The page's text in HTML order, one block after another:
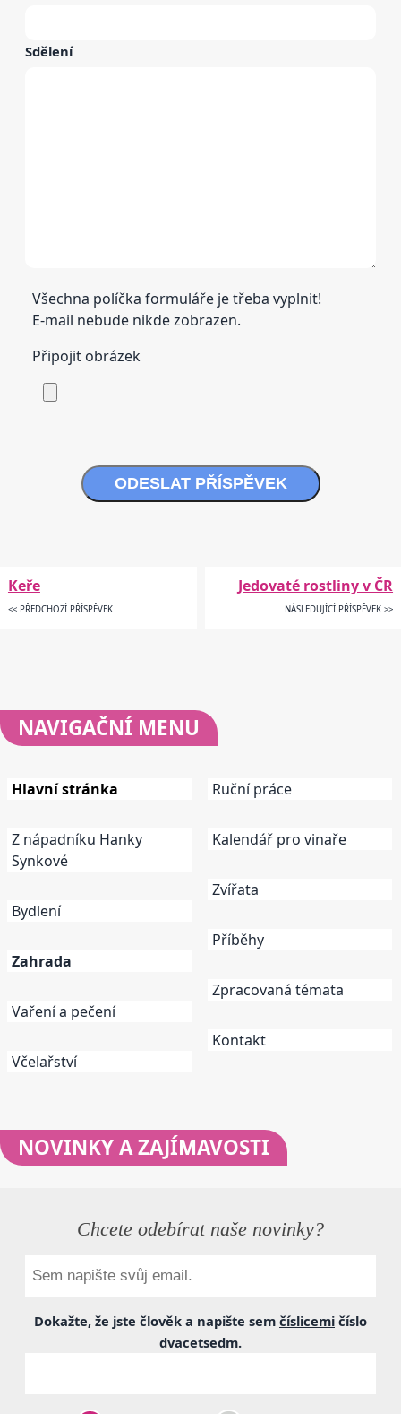
Sdělení
Všechna políčka formuláře je třeba vyplnit!
E-mail nebude nikde zobrazen.
Připojit obrázek
ODESLAT PŘÍSPĚVEK
Keře
<< PŘEDCHOZÍ PŘÍSPĚVEK
Jedovaté rostliny v ČR
NÁSLEDUJÍCÍ PŘÍSPĚVEK >>
NAVIGAČNÍ MENU
Hlavní stránka
Z nápadníku Hanky
Synkové
Bydlení
Zahrada
Vaření a pečení
Včelařství
Ruční práce
Kalendář pro vinaře
Zvířata
Příběhy
Zpracovaná témata
Kontakt
NOVINKYA ZAJÍMAVOSTI
Chcete odebírat naše novinky?
Dokažte, že jste člověk a napište sem číslicemi číslo
dvacetsedm.